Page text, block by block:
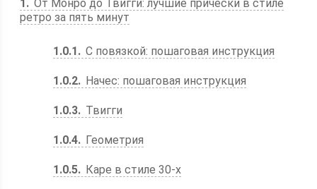
1
От Монро до Твигги: лучшие прически в стиле
ретро за пять минут
1.0.1 С повязкой: пошаговая инструкция
1.0.2 Начес: пошаговая инструкция
1.0.3 Твигги
1.0.4 Геометрия
1.0.5 Каре в стиле 30-х